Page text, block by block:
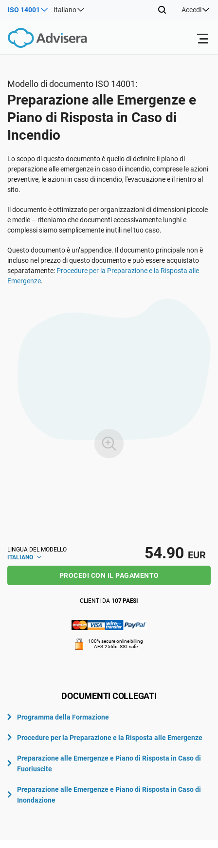
ISO 14001 Italiano Accedi
ISO 27001
NIS2
GDPR dell’UE
ISO 9001
AS9100
Risorse gratuite
Per tipo
Da dove cominciare
Altro
Settori
Consulenti
Infrastrutture critiche
Produzione
Settore Automotive
Chi Siamo
Vedi La Demo
Modello di documento ISO 14001:
Preparazione alle Emergenze e
Piano di Risposta in Caso di
Incendio
Lo scopo di questo documento è quello di definire il piano di
preparazione alle emergenze in caso di incendio, comprese le azioni
preventive, le azioni in caso di incendio, l'evacuazione e il rientro al
sito.
Il documento è ottimizzato per organizzazioni di dimensioni piccole
e medie – riteniamo che documenti eccessivamente lunghi e
complessi siamo semplicemente inutili nel tuo caso.
Questo documento è un’appendice. Il documento principale non è
incluso nel prezzo di questo documento e può essere acquistato
separatamente: Procedure per la Preparazione e la Risposta alle
Emergenze.
LINGUA DEL MODELLO
ITALIANO
54.90 EUR
PROCEDI CON IL PAGAMENTO
CLIENTI DA 107 PAESI
100% secure online billing
AES-256bit SSL safe
DOCUMENTI COLLEGATI
Programma della Formazione
Procedure per la Preparazione e la Risposta alle Emergenze
Preparazione alle Emergenze e Piano di Risposta in Caso di
Fuoriuscite
Preparazione alle Emergenze e Piano di Risposta in Caso di
Inondazione